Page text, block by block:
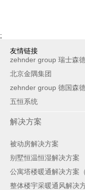
;
友情链接
zehnder group 瑞士森
北京金隅集团
zehnder group 德国森
五恒系统
解决方案
被动房解决方案
别墅恒温恒湿解决方案
公寓塔楼暖通解决方案
整体楼宇采暖通风解决